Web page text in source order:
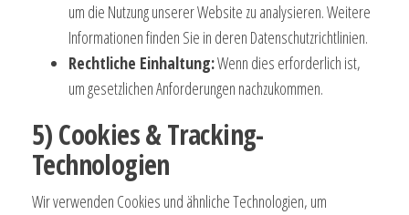
um die Nutzung unserer Website zu analysieren. Weitere
Informationen finden Sie in deren Datenschutzrichtlinien.
Rechtliche Einhaltung:Wenn dies erforderlich ist,
um gesetzlichen Anforderungen nachzukommen.
5) Cookies & Tracking-
Technologien
Wir verwenden Cookies und ähnliche Technologien, um